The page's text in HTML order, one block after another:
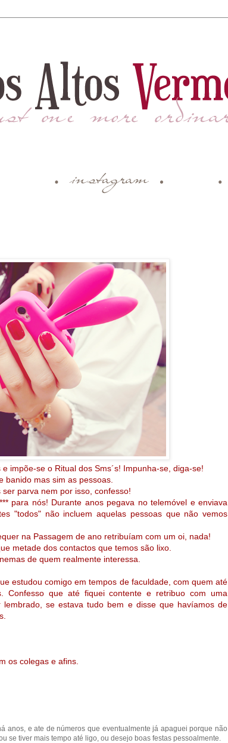
impõe-se o Ritual dos Sms´s! Impunha-se, diga-se!
banido mas sim as pessoas.
parva nem por isso, confesso!
para nós! Durante anos pegava no telemóvel e enviava
"todos" não incluem aquelas pessoas que não vemos
na Passagem de ano retribuíam com um oi, nada!
metade dos contactos que temos são lixo.
de quem realmente interessa.
estudou comigo em tempos de faculdade, com quem até
que até fiquei contente e retribuo com uma
se estava tudo bem e disse que havíamos de
os colegas e afins.
anos, e ate de números que eventualmente já apaguei porque não
se tiver mais tempo até ligo, ou desejo boas festas pessoalmente.